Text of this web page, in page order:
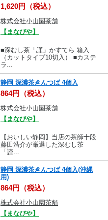
1,620円（税込）
株式会社小山園茶舗
【まなびや】
■深むし茶「謹」かすてら 箱入
（カットタイプ10切入） ■カステ
ラ...
静岡 深濃茶きんつば 4個入
864円（税込）
株式会社小山園茶舗
【まなびや】
【おいしい静岡】当店の茶師十段
藤田浩介が厳選した深むし茶
「謹...
静岡 深濃茶きんつば 4個入(沖縄
用)
864円（税込）
株式会社小山園茶舗
【まなびや】